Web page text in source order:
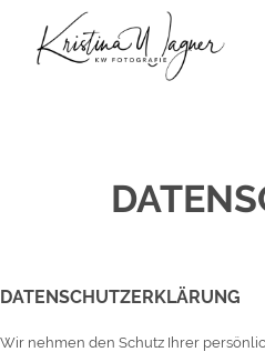
DATENSCHUTZERKLÄRUNG
Wir nehmen den Schutz Ihrer